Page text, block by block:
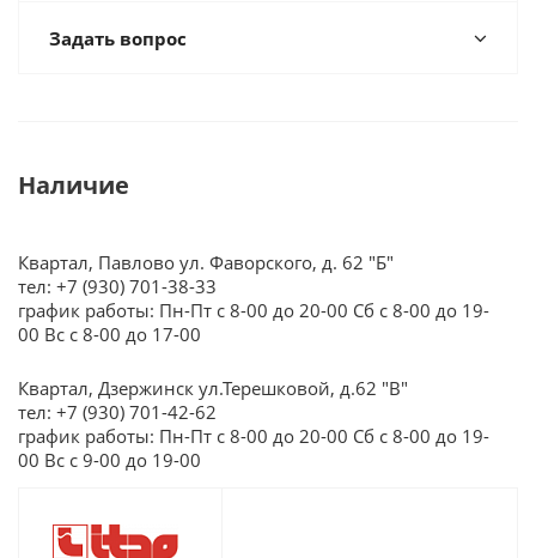
Задать вопрос
Наличие
Квартал, Павлово ул. Фаворского, д. 62 "Б"
тел: +7 (930) 701-38-33
график работы: Пн-Пт с 8-00 до 20-00 Сб с 8-00 до 19-
00 Вс с 8-00 до 17-00
Квартал, Дзержинск ул.Терешковой, д.62 "В"
тел: +7 (930) 701-42-62
график работы: Пн-Пт с 8-00 до 20-00 Сб с 8-00 до 19-
00 Вс с 9-00 до 19-00